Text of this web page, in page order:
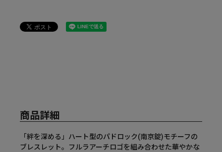
商品詳細
「絆を深める」ハート型のパドロック(南京錠)モチーフの
ブレスレット。フルラアーチロゴを組み合わせた華やかな